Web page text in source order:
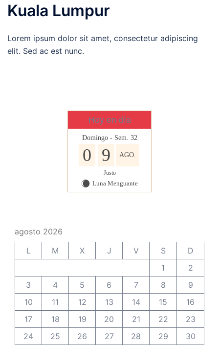
Kuala Lumpur
Lorem ipsum dolor sit amet, consectetur adipiscing
elit. Sed ac est nunc.
Hoy en día
Domingo - Sem. 32
0 9 AGO.
Justo
X Luna Menguante
agosto 2026
L
M X J V S
D
1
2
3
4 5 6 7 8
9
10
11 12 13 14 15
16
17
18 19 20 21 22
23
24
25 26 27 28 29
30